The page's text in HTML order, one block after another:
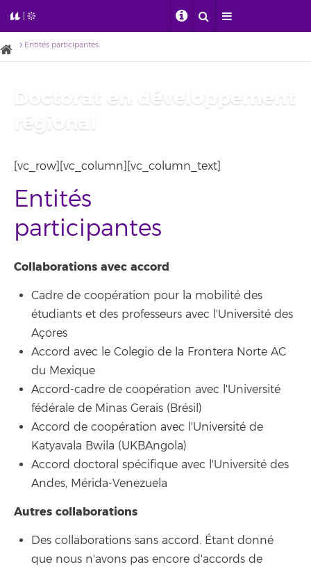
Entités participantes
Doctorat en développement
régional
[vc_row][vc_column][vc_column_text]
Entités
participantes
Collaborations avec accord
Cadre de coopération pour la mobilité des
étudiants et des professeurs avec l'Université des
Açores
Accord avec le Colegio de la Frontera Norte AC
du Mexique
Accord-cadre de coopération avec l'Université
fédérale de Minas Gerais (Brésil)
Accord de coopération avec l'Université de
Katyavala Bwila (UKBAngola)
Accord doctoral spécifique avec l'Université des
Andes, Mérida-Venezuela
Autres collaborations
Des collaborations sans accord. Étant donné
que nous n'avons pas encore d'accords de